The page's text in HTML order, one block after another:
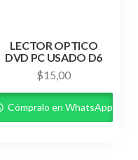
LECTOR OPTICO
DVD PC USADO D6
$15,00
Cómpralo en WhatsApp